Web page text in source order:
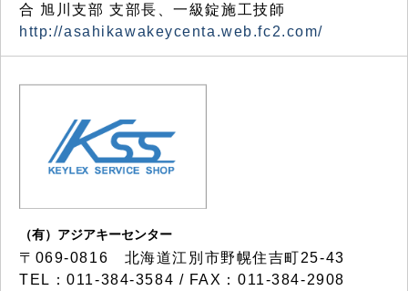
合 旭川支部 支部長、一級錠施工技師
http://asahikawakeycenta.web.fc2.com/
（有）アジアキーセンター
〒069-0816 北海道江別市野幌住吉町25-43
TEL：011-384-3584 / FAX：011-384-2908